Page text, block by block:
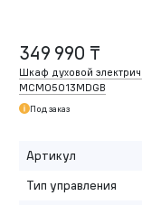
349 990 ₸
Шкаф духовой
MCMO5013MDGB
Под заказ
Артикул
Тип управления